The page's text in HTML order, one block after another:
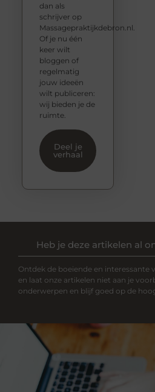
dan als
schrijver op
Massagepraktijkdebron.nl.
Of je nu één
keer wilt
bloggen of
regelmatig
jouw ideeën
wilt publiceren:
wij bieden je de
ruimte.
Deel je
verhaal
Heb je deze artikelen al
Ontdek de boeiende en interessante
en laat onze artikelen niet aan je
onderwerpen en blijf goed op de